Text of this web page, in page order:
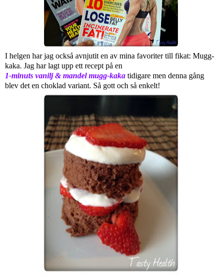
I helgen har jag också avnjutit en av mina favoriter till fikat: Mugg-
kaka. Jag har lagt upp ett recept på en
1-minuts vanilj & mandel mugg-kaka tidigare men denna gång
blev det en choklad variant. Så gott och så enkelt!